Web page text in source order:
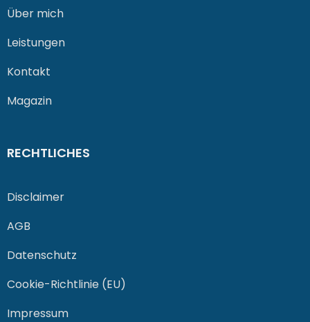
Über mich
Leistungen
Kontakt
Magazin
RECHTLICHES
Disclaimer
AGB
Datenschutz
Cookie-Richtlinie (EU)
Impressum